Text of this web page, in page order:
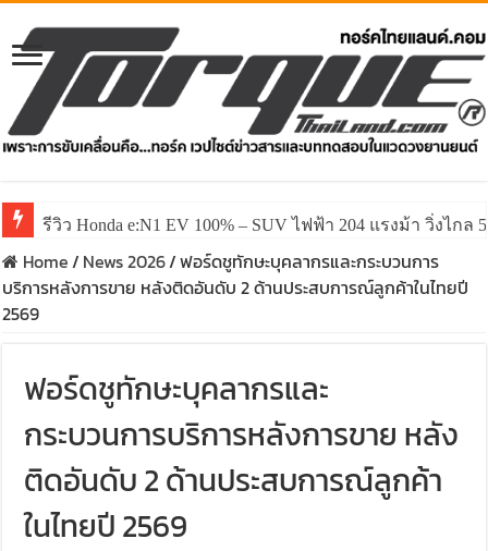
รีวิว Honda e:N1 EV 100% – SUV ไฟฟ้า 204 แรงม้า วิ่งไกล
รีวิว ลองขับ All New GWM HAVAL H6 ปรับโฉมหน้าใหม่
Home/ News 2026/ฟอร์ดชูทักษะบุคลากรและกระบวนการ
บริการหลังการขาย หลังติดอันดับ 2 ด้านประสบการณ์ลูกค้าในไทยปี
2569
ฟอร์ดชูทักษะบุคลากรและ
กระบวนการบริการหลังการขาย หลัง
ติดอันดับ 2 ด้านประสบการณ์ลูกค้า
ในไทยปี 2569